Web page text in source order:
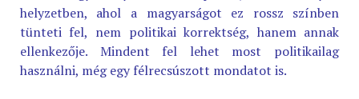
helyzetben, ahol a magyarságot ez rossz színben
tünteti fel, nem politikai korrektség, hanem annak
ellenkezője. Mindent fel lehet most politikailag
használni, még egy félrecsúszott mondatot is.